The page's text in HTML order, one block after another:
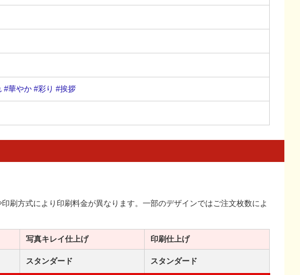
#華やか #彩り #挨拶
刷方式により印刷料金が異なります。一部のデザインではご注文枚数によ
写真キレイ仕上げ 印刷仕上げ
スタンダード スタンダード